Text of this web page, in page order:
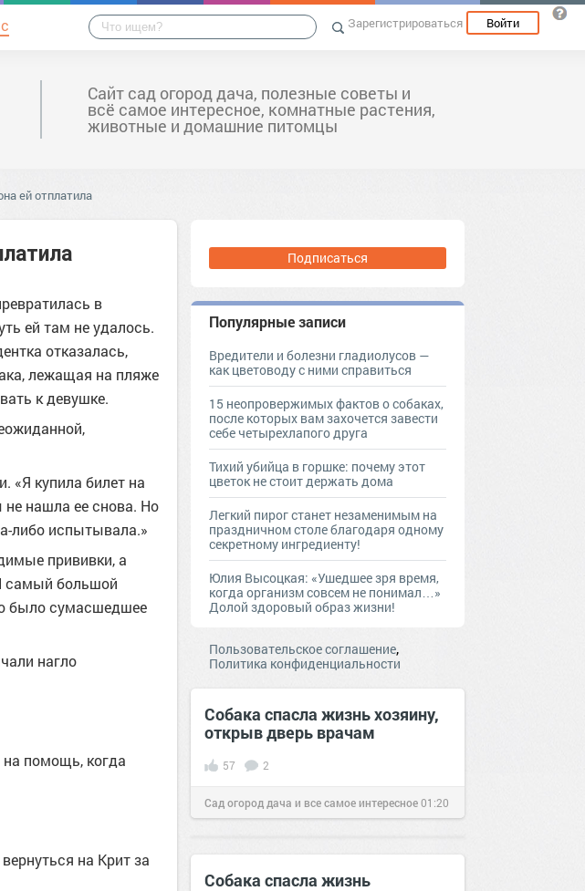
Зарегистрироваться Войти
Сайт сад огород дача, полезные советы и
всё самое интересное, комнатные растения,
животные и домашние питомцы
ей отплатила
в
ей там не удалось.
отказалась,
лежащая на пляже
к девушке.
«Я купила билет на
нашла ее снова. Но
либо испытывала.»
прививки, а
самый большой
было сумасшедшее
нагло
помощь, когда
на Крит за
Подписаться
Популярные записи
Вредители и болезни гладиолусов —
как цветоводу с ними справиться
15 неопровержимых фактов о собаках,
после которых вам захочется завести
себе четырехлапого друга
Тихий убийца в горшке: почему этот
цветок не стоит держать дома
Легкий пирог станет незаменимым на
праздничном столе благодаря одному
секретному ингредиенту!
Юлия Высоцкая: «Ушедшее зря время,
когда организм совсем не понимал…»
Долой здоровый образ жизни!
Пользовательское соглашение,
Политика конфиденциальности
Собака спасла жизнь хозяину,
открыв дверь врачам
57 2
Сад огород дача и все самое интересное01:20
Собака спасла жизнь